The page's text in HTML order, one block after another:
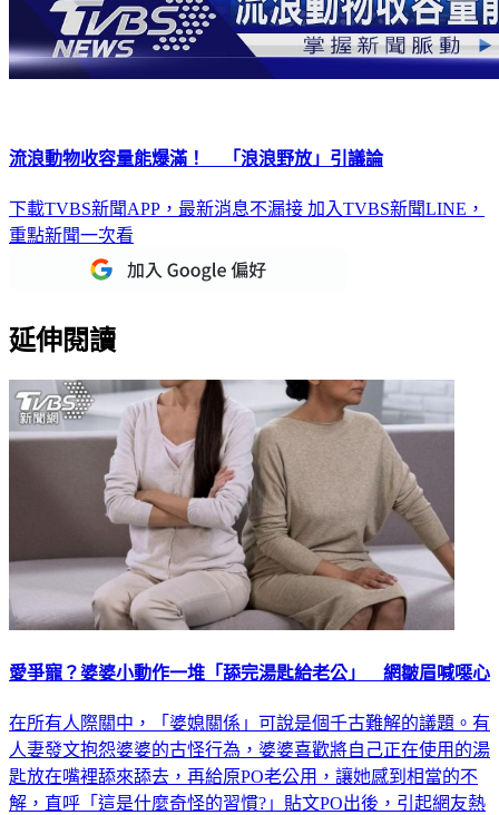
流浪動物收容量能爆滿！ 「浪浪野放」引議論
下載TVBS新聞APP，最新消息不漏接 加入TVBS新聞LINE，
重點新聞一次看
延伸閱讀
愛爭寵？婆婆小動作一堆「舔完湯匙給老公」 網皺眉喊噁心
在所有人際關中，「婆媳關係」可說是個千古難解的議題。有
人妻發文抱怨婆婆的古怪行為，婆婆喜歡將自己正在使用的湯
匙放在嘴裡舔來舔去，再給原PO老公用，讓她感到相當的不
解，直呼「這是什麼奇怪的習慣?」貼文PO出後，引起網友熱